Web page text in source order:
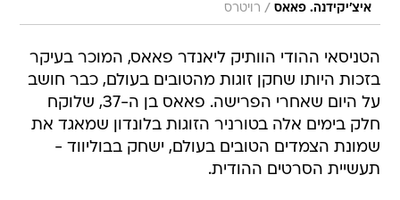
איצ'יקידנה. פאאס / רויטרס
הטניסאי ההודי הוותיק ליאנדר פאאס, המוכר בעיקר
בזכות היותו שחקן זוגות מהטובים בעולם, כבר חושב
על היום שאחרי הפרישה. פאאס בן ה-37, שלוקח
חלק בימים אלה בטורניר הזוגות בלונדון שמאגד את
שמונת הצמדים הטובים בעולם, ישחק בבוליווד -
תעשיית הסרטים ההודית.